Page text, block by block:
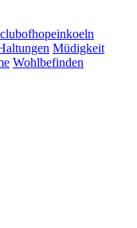
clubofhopeinkoeln
Müdigkeit
Wohlbefinden